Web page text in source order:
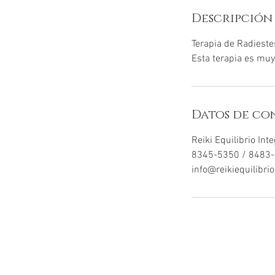
Terapia de
Esta terapia es
Datos de
Reiki Equilibrio
8345-5350 / 8483-